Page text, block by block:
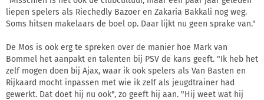
liepen spelers als Riechedly Bazoer en Zakaria Bakkali nog weg.
Soms hitsen makelaars de boel op. Daar lijkt nu geen sprake van."
De Mos is ook erg te spreken over de manier hoe Mark van
Bommel het aanpakt en talenten bij PSV de kans geeft. "Ik heb het
zelf mogen doen bij Ajax, waar ik ook spelers als Van Basten en
Rijkaard mocht inpassen met wie ik zelf als jeugdtrainer had
gewerkt. Dat doet hij nu ook", zo geeft hij aan. "Hij weet wat hij